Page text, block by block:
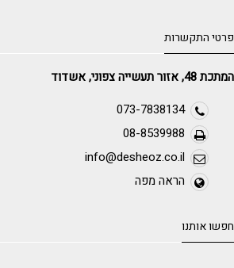
פרטי התקשרות
המתכת 48, אזור תעשייה צפוני, אשדוד
073-7838134
08-8539988
info@desheoz.co.il
הראה מפה
חפשו אותנו